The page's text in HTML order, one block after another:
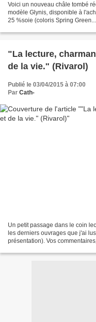
Voici un nouveau châle tombé
modèle Glynis, disponible à
25 %soie (coloris Spring
"La lecture,
de la vie." (Rivarol)
Publié le 03/04/2015 à 07:00
Par Cath-
Un petit passage dans le coin
les derniers ouvrages que j'ai
présentation). Vos